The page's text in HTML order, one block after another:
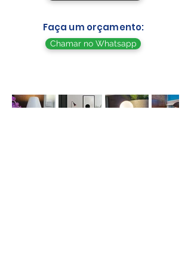
Faça um orçamento:
Chamar no Whatsapp